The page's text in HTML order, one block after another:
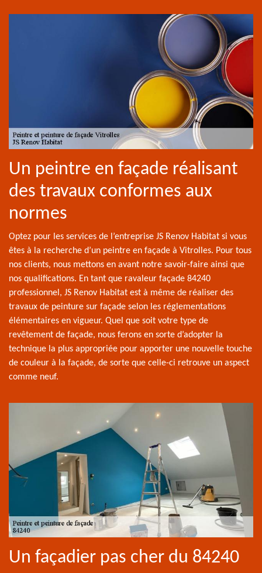
Un peintre en façade réalisant
des travaux conformes aux
normes
Optez pour les services de l’entreprise JS Renov Habitat si vous
êtes à la recherche d’un peintre en façade à Vitrolles. Pour tous
nos clients, nous mettons en avant notre savoir-faire ainsi que
nos qualifications. En tant que ravaleur façade 84240
professionnel, JS Renov Habitat est à même de réaliser des
travaux de peinture sur façade selon les réglementations
élémentaires en vigueur. Quel que soit votre type de
revêtement de façade, nous ferons en sorte d’adopter la
technique la plus appropriée pour apporter une nouvelle touche
de couleur à la façade, de sorte que celle-ci retrouve un aspect
comme neuf.
Un façadier pas cher du 84240